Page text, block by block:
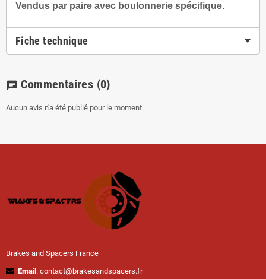
Vendus par paire avec boulonnerie spécifique.
Fiche technique
chat Commentaires (0)
Aucun avis n'a été publié pour le moment.
Brakes and Spacers France
Email : contact@brakesandspacers.fr